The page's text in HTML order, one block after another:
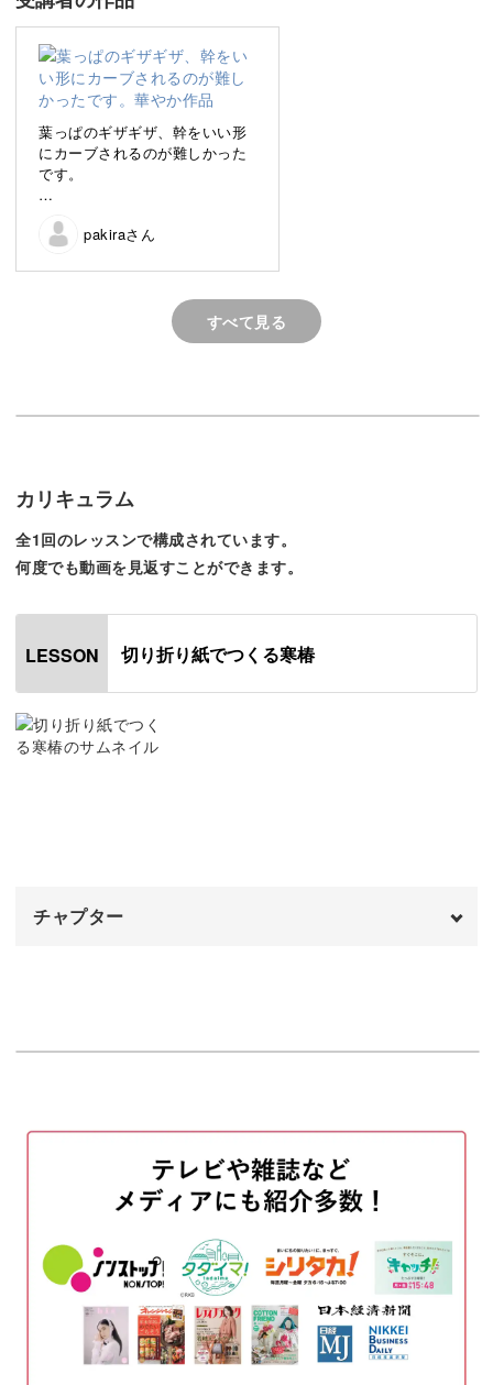
椿は私の作品のなかでも人気が高いモチーフです。
花びらはとってもシンプルですが、おしべや葉っぱはちょ
講座を終えるころには、さらに技術が上達しますよ！
リアルな葉っぱの作り方を習得
やや難易度はあがりますが、ゆっくり丁寧に作業すればき
れいな葉っぱが仕上がります。
ましょう。
方をご紹介しました。
講座では、失敗したときの修正方法も解説！
細かい作業に自信がない方も安心してご参加ください。
焦らずご自身のペースで作業していきましょう。
葉っぱのギザギザ、幹をいい形
にカーブされるのが難しかった
です。
す！
pakiraさん
すべて見る
カリキュラム
全1回のレッスンで構成されています。
何度でも動画を見返すことができます。
LESSON 切り折り紙でつくる寒椿
チャプター
花に立体感をつける
がくを作る
花びらの切込みに糊づけをする 14:10
おしべの図案を切り花粉を描く
おしべを等間隔に切る